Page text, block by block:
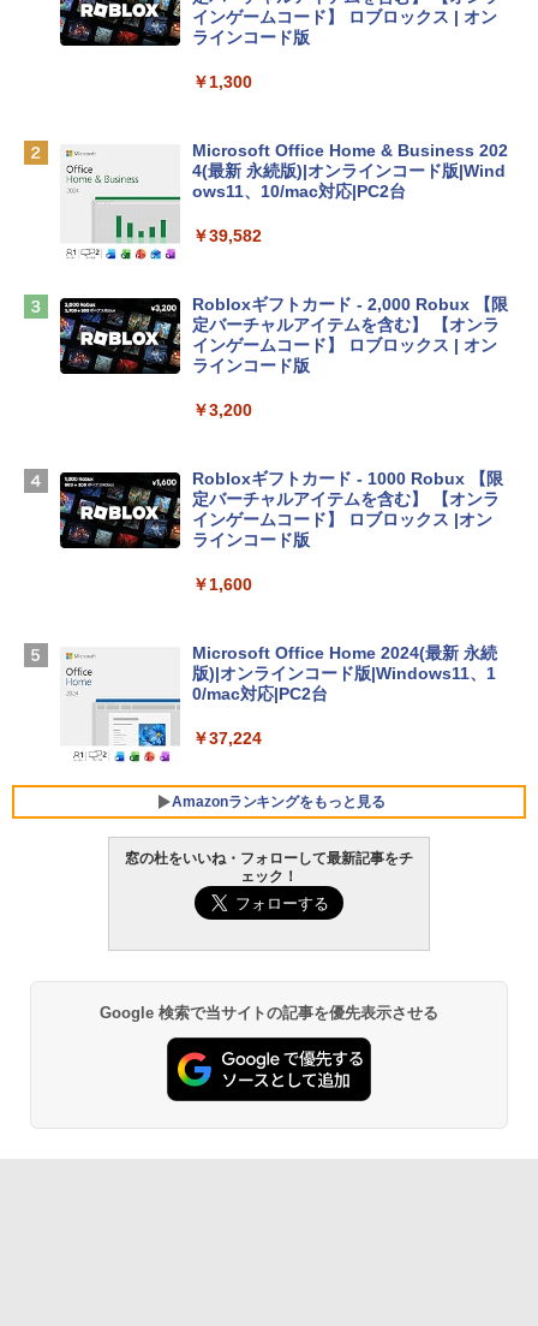
e Intelligenceのために設計、Liquid Ret
inaディスプレイ、8GBユニファイドメモ
eTime HDカメラ、Touch ID - インディ
￥137,800
ンケース Dell NEC Lavie ASUS HP dyna
￥2,952
Apple 2026 MacBook Air M5チップ搭載
igence、13.6インチLiquid Retinaディ
ームカメラ、日本語キーボード、Touch I
D - ミッドナイト
￥314,800
￥129,800
Core i5/16GB/SSD 512GB/ホワイト) FM
VWK3E15W_AZ
￥119,800
インゲームコード】 ロブロックス | オン
ラインコード版
￥1,300
Microsoft Office Home & Business 202
4(最新 永続版)|オンラインコード版|Wind
ows11、10/mac対応|PC2台
￥39,582
Robloxギフトカード - 2,000 Robux 【限
定バーチャルアイテムを含む】 【オンラ
インゲームコード】 ロブロックス | オン
ラインコード版
￥3,200
Robloxギフトカード - 1000 Robux 【限
定バーチャルアイテムを含む】 【オンラ
インゲームコード】 ロブロックス |オン
ラインコード版
￥1,600
Microsoft Office Home 2024(最新 永続
版)|オンラインコード版|Windows11、1
0/mac対応|PC2台
￥37,224
Amazonランキングをもっと見る
生成AIパスポート公式テキスト 第４版
AIイラスト表現辞典: 思い通りの絵を引き
出す プロンプトの言葉 AI画像生成シリー
ズ (はぴーイラストLabo)
Amazon Kindle Paperwhite (16GB) 7イ
ンチディスプレイ、色調調節ライト、12
￥27,980
Amazon Kindle - 目に優しい、かさばら
ない、大きな画面で読みやすい、6週間持
窓の杜をいいね・フォローして最新記事をチ
ェック！
Google 検索で当サイトの記事を優先表示させる